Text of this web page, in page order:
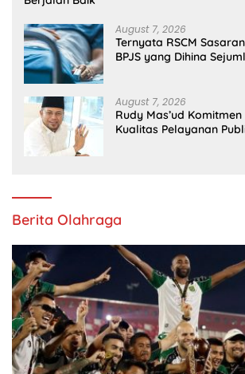
August 7, 2026
Ternyata RSCM
BPJS yang Dihina
August 7, 2026
Rudy Mas’ud
Kualitas Pelayanan
Berita Olahraga